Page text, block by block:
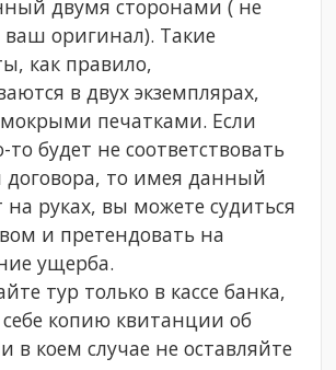
двумя сторонами ( не
оригинал). Такие
как правило,
в двух экземплярах,
печатками. Если
то будет не соответствовать
договора, то имея данный
на руках, вы можете судиться
и претендовать на
ущерба.
тур только в кассе банка,
себе копию квитанции об
в коем случае не оставляйте